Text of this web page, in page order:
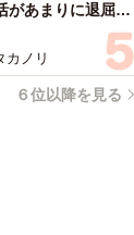
があまりに退屈で
色鉛筆持ってこ
ッチブックを見
天「これ、売れま
カノリ
６位以降を見る